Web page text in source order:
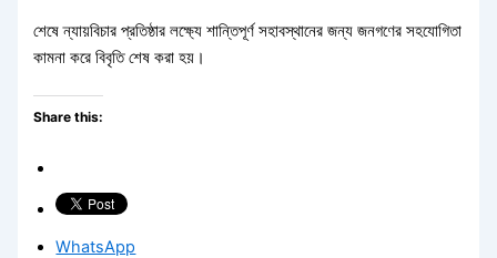
শেষে ন্যায়বিচার প্রতিষ্ঠার লক্ষ্যে শান্তিপূর্ণ সহাবস্থানের জন্য জনগণের সহযোগিতা
কামনা করে বিবৃতি শেষ করা হয়।
Share this:
WhatsApp